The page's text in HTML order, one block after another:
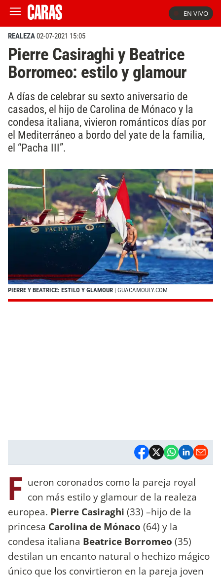
EN VIVO
REALEZA02-07-2021 15:05
Pierre Casiraghi y Beatrice
Borromeo: estilo y glamour
A días de celebrar su sexto aniversario de
casados, el hijo de Carolina de Mónaco y la
condesa italiana, vivieron románticos días por
el Mediterráneo a bordo del yate de la familia,
el “Pacha III”.
PIERRE Y BEATRICE: ESTILO Y GLAMOUR | GUACAMOULY.COM
F ueron coronados como la pareja royal
con más estilo y glamour de la realeza
europea. Pierre Casiraghi (33) –hijo de la
princesa Carolina de Mónaco (64) y la
condesa italiana Beatrice Borromeo (35)
destilan un encanto natural o hechizo mágico
único que los convirtieron en la pareja joven